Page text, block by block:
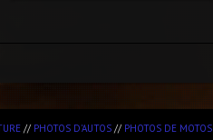
// PHOTOS D'AUTOS // PHOTOS DE MOTOS